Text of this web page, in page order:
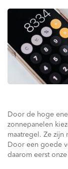
Door de hoge
zonnepanelen
maatregel. Ze zijn
Door een goede
daarom eerst